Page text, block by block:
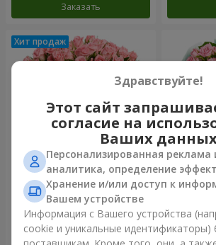
Заказать
Цветы в коробке "Розовый
оазис"
2 749 грн
маме"
2 124 грн
Здравствуйте!
Этот сайт
согласие на
Ваших
Персонализированная реклама
аналитика, определение
Хранение и/или доступ к
Вашем устройстве
Информация с Вашего устройства
cookie и уникальные идентификаторы)